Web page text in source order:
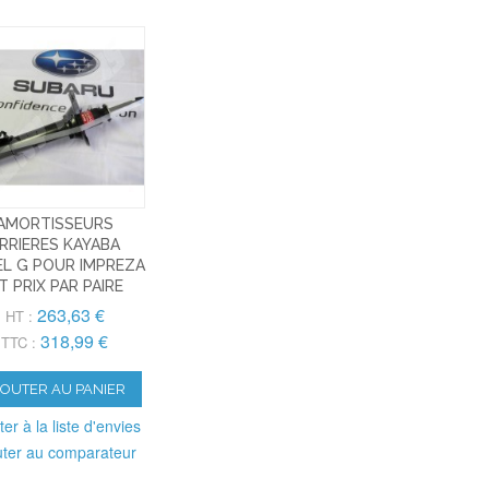
KAYABA
G POUR IMPREZA
PRIX PAR PAIRE
HT : 263,63 €
TTC : 318,99 €
AU PANIER
à la liste d'envies
au comparateur